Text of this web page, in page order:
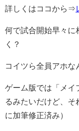
詳しくはココから⇒
何で試合開始早々に
く？
コイツら全員アホな
ゲーム版では「メイ
るみたいだけど、そ
に加筆修正済み）